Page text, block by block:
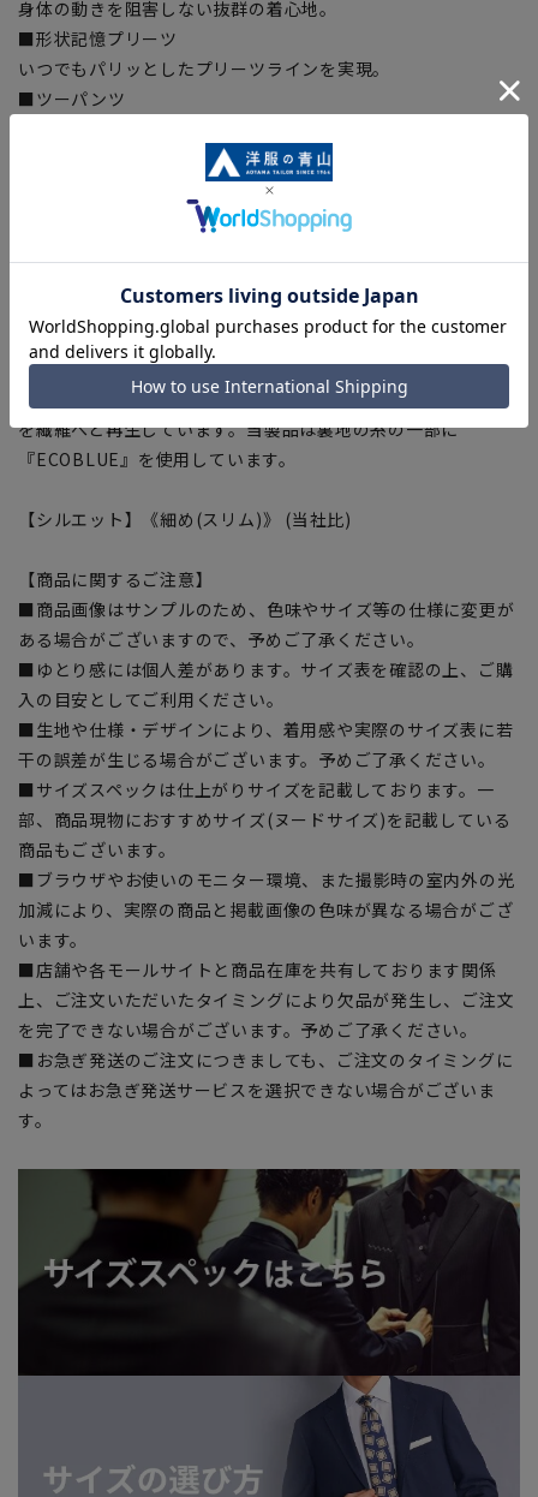
身体の動きを阻害しない抜群の着心地。
■形状記憶プリーツ
いつでもパリッとしたプリーツラインを実現。
■ツーパンツ
■OEKO-TEX(エコテックス)
繊維製品の国際的な安全基準であるエコテックス(R)に認証さ
れた生地から付属まですべてが厳しい基準をクリアした素材を
この商品はリサイクル原料を使用し、プラスチック・スマート
に賛同しています。
■ECOBLUE(100%リサイクルポリエステル)
『ECOBLUE』はマテリアルリサイクルにより、ペットボトル
を繊維へと再生しています。当製品は裏地の糸の一部に
『ECOBLUE』を使用しています。
【シルエット】《細め(スリム)》 (当社比)
【商品に関するご注意】
■商品画像はサンプルのため、色味やサイズ等の仕様に変更が
ある場合がございますので、予めご了承ください。
■ゆとり感には個人差があります。サイズ表を確認の上、ご購
入の目安としてご利用ください。
■生地や仕様・デザインにより、着用感や実際のサイズ表に若
干の誤差が生じる場合がございます。予めご了承ください。
■サイズスペックは仕上がりサイズを記載しております。一
部、商品現物におすすめサイズ(ヌードサイズ)を記載している
商品もございます。
■ブラウザやお使いのモニター環境、また撮影時の室内外の光
加減により、実際の商品と掲載画像の色味が異なる場合がござ
います。
■店舗や各モールサイトと商品在庫を共有しております関係
上、ご注文いただいたタイミングにより欠品が発生し、ご注文
を完了できない場合がございます。予めご了承ください。
■お急ぎ発送のご注文につきましても、ご注文のタイミングに
よってはお急ぎ発送サービスを選択できない場合がございま
す。